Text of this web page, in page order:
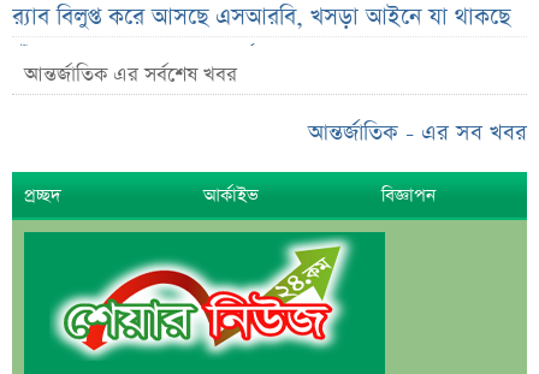
র‌্যাব বিলুপ্ত করে আসছে এসআরবি, খসড়া আইনে যা থাকছে
চাঁদের ছায়ায় ঢেকে যাবে সূর্য, কবে ও কোথায় দেখা যাবে
বিরল দৃশ্য
জুলাই জাদুঘরের অব্যবস্থাপনা নিয়ে ক্ষুব্ধ ফারুকী, দিলেন বড়
স্বর্ণের দামে বড় কাটছাঁট, নতুন দর জানালো বাজুস
মন্ত্রিসভায় পরিবর্তনের হাওয়া, আলোচনায় যেসব নাম
দেশের ২৩তম রাষ্ট্রপতি; শেষ মুহূর্তে আলোচনায় যেসব নাম
শেখ হাসিনা, মামলা ও দেশে ফেরা নিয়ে খোলামেলা সাকিব
সরকারি কর্মচারীদের জন্য নতুন বার্তা, আলোচিত বেতন ইস্যু
আন্তর্জাতিক এর সর্বশেষ খবর
আন্তর্জাতিক - এর সব খবর
প্রচ্ছদ আর্কাইভ বিজ্ঞাপন